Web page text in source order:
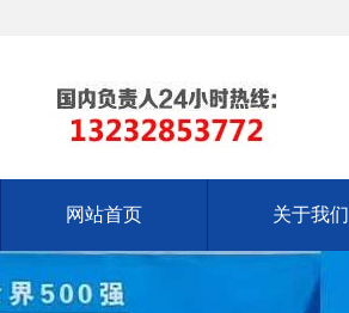
网站首页 关于我们